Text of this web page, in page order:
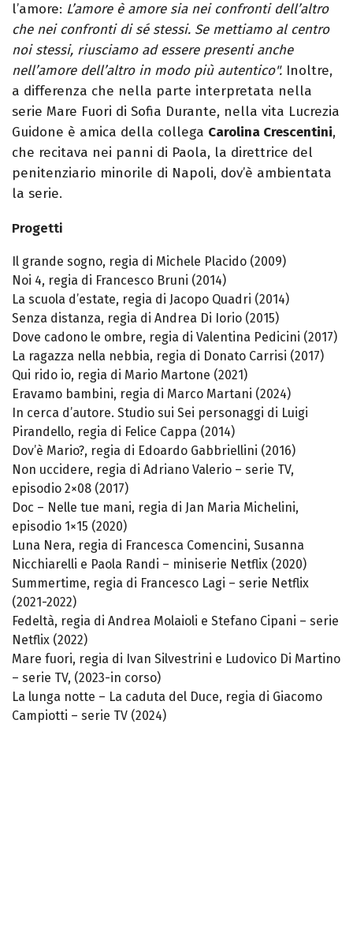
l’amore: L’amore è amore sia nei confronti dell’altro
che nei confronti di sé stessi. Se mettiamo al centro
noi stessi, riusciamo ad essere presenti anche
nell’amore dell’altro in modo più autentico". Inoltre,
a differenza che nella parte interpretata nella
serie Mare Fuori di Sofia Durante, nella vita Lucrezia
Guidone è amica della collega Carolina Crescentini,
che recitava nei panni di Paola, la direttrice del
penitenziario minorile di Napoli, dov’è ambientata
la serie.
Progetti
Il grande sogno, regia di Michele Placido (2009)
Noi 4, regia di Francesco Bruni (2014)
La scuola d’estate, regia di Jacopo Quadri (2014)
Senza distanza, regia di Andrea Di Iorio (2015)
Dove cadono le ombre, regia di Valentina Pedicini (2017)
La ragazza nella nebbia, regia di Donato Carrisi (2017)
Qui rido io, regia di Mario Martone (2021)
Eravamo bambini, regia di Marco Martani (2024)
In cerca d’autore. Studio sui Sei personaggi di Luigi
Pirandello, regia di Felice Cappa (2014)
Dov’è Mario?, regia di Edoardo Gabbriellini (2016)
Non uccidere, regia di Adriano Valerio – serie TV,
episodio 2×08 (2017)
Doc – Nelle tue mani, regia di Jan Maria Michelini,
episodio 1×15 (2020)
Luna Nera, regia di Francesca Comencini, Susanna
Nicchiarelli e Paola Randi – miniserie Netflix (2020)
Summertime, regia di Francesco Lagi – serie Netflix
(2021-2022)
Fedeltà, regia di Andrea Molaioli e Stefano Cipani – serie
Netflix (2022)
Mare fuori, regia di Ivan Silvestrini e Ludovico Di Martino
– serie TV, (2023-in corso)
La lunga notte – La caduta del Duce, regia di Giacomo
Campiotti – serie TV (2024)